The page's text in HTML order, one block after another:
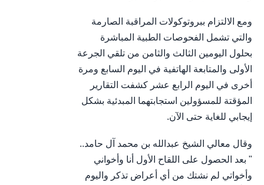
ومع الالتزام ببروتوكولات المراقبة الصارمة
والتي تشمل الفحوصات الطبية المباشرة
بحلول اليومين الثالث والثامن من تلقي الجرعة
الأولى والمتابعة الهاتفية في اليوم السابع ومرة ​​
أخرى في اليوم الرابع عشر كشفت التقارير
المؤقتة للمسؤولين استجابتهما المبدئية بشكل
إيجابي للغاية حتى الآن.
وقال معالي الشيخ عبدالله بن محمد آل حامد..
" بعد الحصول على اللقاح الأول أنا وأخواني
وأخواتي لم نشتك من أي أعراض تذكر واليوم